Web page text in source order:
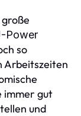
Power
so
Arbeitszeiten
immer gut
und